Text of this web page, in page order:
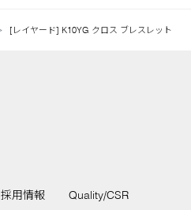
[レイヤード] K10YG クロス ブレスレット
採用情報 Quality/CSR